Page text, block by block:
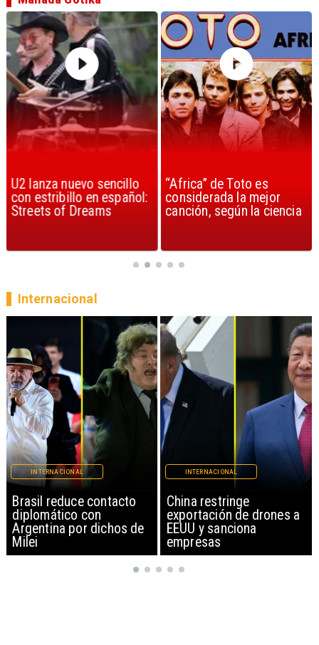
U2 lanza nuevo sencillo
con estribillo en español:
Streets of Dreams
“Africa” de Toto es
considerada la mejor
canción, según la ciencia
China restringe
exportación de drones a
EEUU y sanciona
empresas
INTERNACIONAL
Papa León XIV anuncia
gira por Sudamérica
INTERNACIONAL
Internacional